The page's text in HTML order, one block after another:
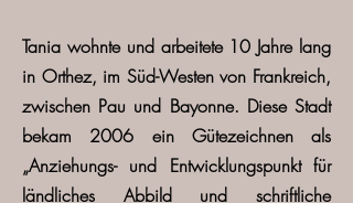
Tania wohnte und arbeitete 10 Jahre lang
in Orthez, im Süd-Westen von Frankreich,
zwischen Pau und Bayonne. Diese Stadt
bekam 2006 ein Gütezeichnen als
„Anziehungs- und Entwicklungspunkt für
ländliches Abbild und schriftliche